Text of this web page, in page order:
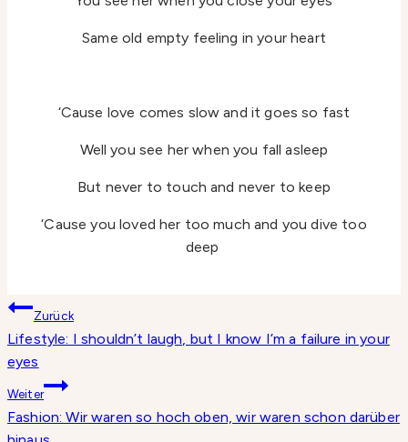
Same old empty feeling in your heart
‘Cause love comes slow and it goes so fast
Well you see her when you fall asleep
But never to touch and never to keep
‘Cause you loved her too much and you dive too
deep
Beitragsnavigation
Zurück
Lifestyle: I shouldn’t laugh, but I know I’m a failure in your
eyes
Weiter
Fashion: Wir waren so hoch oben, wir waren schon darüber